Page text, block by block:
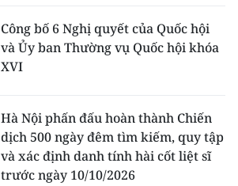
Công bố 6 Nghị quyết của Quốc hội
và Ủy ban Thường vụ Quốc hội khóa
XVI
Hà Nội phấn đấu hoàn thành Chiến
dịch 500 ngày đêm tìm kiếm, quy tập
và xác định danh tính hài cốt liệt sĩ
trước ngày 10/10/2026